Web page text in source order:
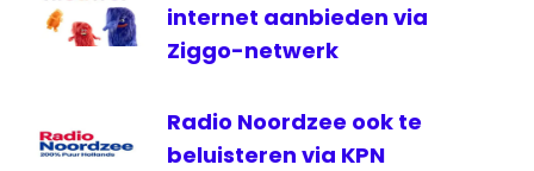
internet aanbieden via
Ziggo-netwerk
Radio Noordzee ook te
beluisteren via KPN